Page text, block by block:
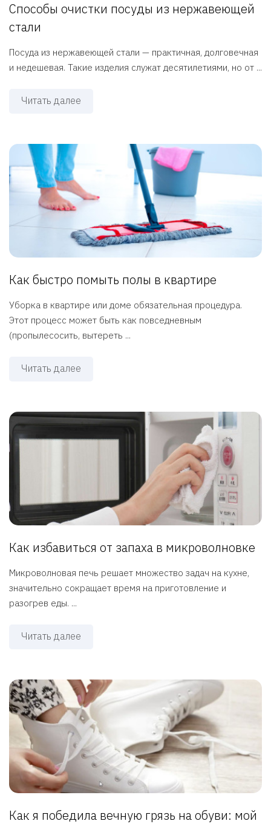
Способы очистки посуды из нержавеющей
стали
Посуда из нержавеющей стали — практичная, долговечная
и недешевая. Такие изделия служат десятилетиями, но от ...
Читать далее
Как быстро помыть полы в квартире
Уборка в квартире или доме обязательная процедура.
Этот процесс может быть как повседневным
(пропылесосить, вытереть ...
Читать далее
Как избавиться от запаха в микроволновке
Микроволновая печь решает множество задач на кухне,
значительно сокращает время на приготовление и
разогрев еды. ...
Читать далее
Как я победила вечную грязь на обуви: мой